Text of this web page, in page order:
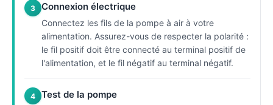
3 Connexion électrique
Connectez les fils de la pompe à air à votre
alimentation. Assurez-vous de respecter la polarité :
le fil positif doit être connecté au terminal positif de
l'alimentation, et le fil négatif au terminal négatif.
4 Test de la pompe